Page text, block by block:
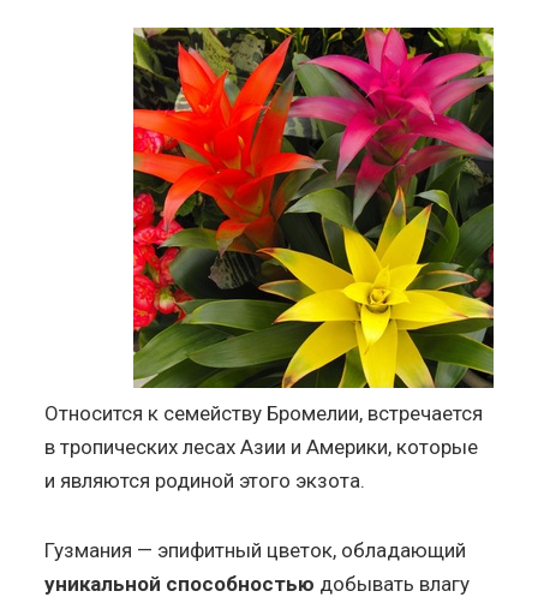
Относится к семейству Бромелии, встречается
в тропических лесах Азии и Америки, которые
и являются родиной этого экзота.
Гузмания — эпифитный цветок, обладающий
уникальной способностью добывать влагу